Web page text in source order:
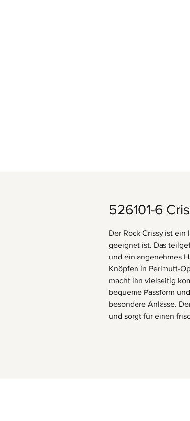
526101-6
Der Rock Crissy ist
geeignet ist. Das
und ein angenehmes
Knöpfen in Perlmutt-
macht ihn vielseitig
bequeme Passform
besondere Anlässe.
und sorgt für einen